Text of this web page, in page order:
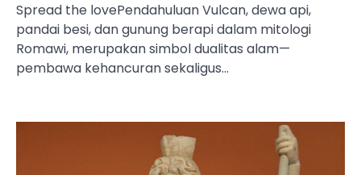
Spread the lovePendahuluan Vulcan, dewa api,
pandai besi, dan gunung berapi dalam mitologi
Romawi, merupakan simbol dualitas alam—
pembawa kehancuran sekaligus…